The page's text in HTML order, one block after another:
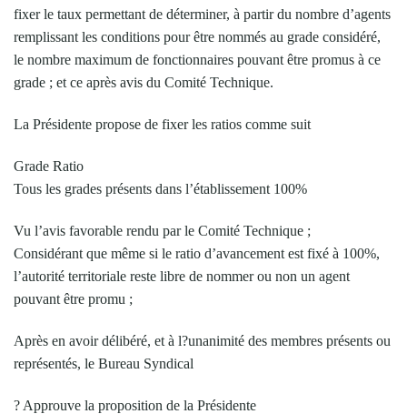
fixer le taux permettant de déterminer, à partir du nombre d’agents
remplissant les conditions pour être nommés au grade considéré,
le nombre maximum de fonctionnaires pouvant être promus à ce
grade ; et ce après avis du Comité Technique.
La Présidente propose de fixer les ratios comme suit
Grade Ratio
Tous les grades présents dans l’établissement 100%
Vu l’avis favorable rendu par le Comité Technique ;
Considérant que même si le ratio d’avancement est fixé à 100%,
l’autorité territoriale reste libre de nommer ou non un agent
pouvant être promu ;
Après en avoir délibéré, et à l?unanimité des membres présents ou
représentés, le Bureau Syndical
? Approuve la proposition de la Présidente